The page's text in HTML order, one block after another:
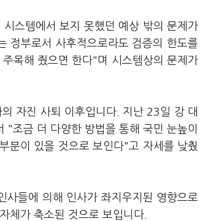
스템에서 보지 못했던 예상 밖의 문제가
정부로서 사후적으로라도 검증의 한도를
목해 줬으면 한다"며 시스템상의 문제가
자진 사퇴 이후입니다. 지난 23일 강 대
조금 더 다양한 방법을 통해 국민 눈높이
분이 있을 것으로 보인다"고 자세를 낮췄
사들에 의해 인사가 좌지우지된 영향으로
체가 축소된 것으로 보입니다.